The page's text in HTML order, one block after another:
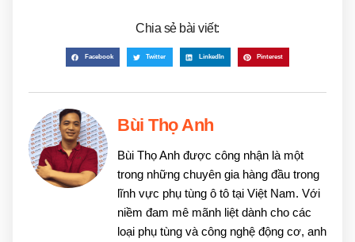
Chia sẻ bài viết:
Facebook Twitter LinkedIn Pinterest
Bùi Thọ Anh
Bùi Thọ Anh được công nhận là một
trong những chuyên gia hàng đầu trong
lĩnh vực phụ tùng ô tô tại Việt Nam. Với
niềm đam mê mãnh liệt dành cho các
loại phụ tùng và công nghệ động cơ, anh